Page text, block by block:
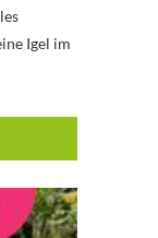
Igel im